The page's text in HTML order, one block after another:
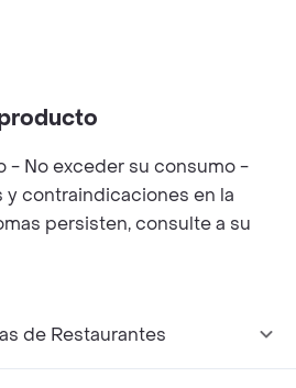
- No exceder su consumo -
y contraindicaciones en la
persisten, consulte a su
de Restaurantes